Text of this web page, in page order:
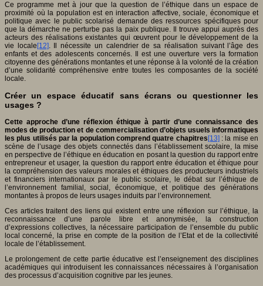
Ce programme met à jour que la question de l’éthique dans un espace de
proximité où la population est en interaction affective, sociale, économique et
politique avec le public scolarisé demande des ressources spécifiques pour
que la démarche ne perturbe pas la paix publique. Il trouve appui auprès des
acteurs des réalisations existantes qui œuvrent pour le développement de la
vie locale [12]. Il nécessite un calendrier de sa réalisation suivant l’âge des
enfants et des adolescents concernés. Il est une ouverture vers la formation
citoyenne des générations montantes et une réponse à la volonté de la création
d’une solidarité compréhensive entre toutes les composantes de la société
locale.
Créer un espace éducatif sans écrans ou questionner les
usages ?
Cette approche d’une réflexion éthique à partir d’une connaissance des
modes de production et de commercialisation d’objets usuels informatiques
les plus utilisés par la population comprend quatre chapitres [13] : la mise en
scène de l’usage des objets connectés dans l’établissement scolaire, la mise
en perspective de l’éthique en éducation en posant la question du rapport entre
entrepreneur et usager, la question du rapport entre éducation et éthique pour
la compréhension des valeurs morales et éthiques des producteurs industriels
et financiers internationaux par le public scolaire, le débat sur l’éthique de
l’environnement familial, social, économique, et politique des générations
montantes à propos de leurs usages induits par l’environnement.
Ces articles traitent des liens qui existent entre une réflexion sur l’éthique, la
reconnaissance d’une parole libre et anonymisée, la construction
d’expressions collectives, la nécessaire participation de l’ensemble du public
local concerné, la prise en compte de la position de l’Etat et de la collectivité
locale de l’établissement.
Le prolongement de cette partie éducative est l’enseignement des disciplines
académiques qui introduisent les connaissances nécessaires à l’organisation
des processus d’acquisition cognitive par les jeunes.